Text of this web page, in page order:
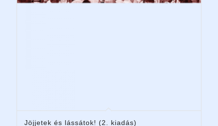
Jöjjetek és lássátok! (2. kiadás)